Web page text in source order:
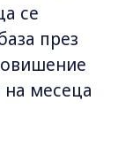
се
през
на месеца